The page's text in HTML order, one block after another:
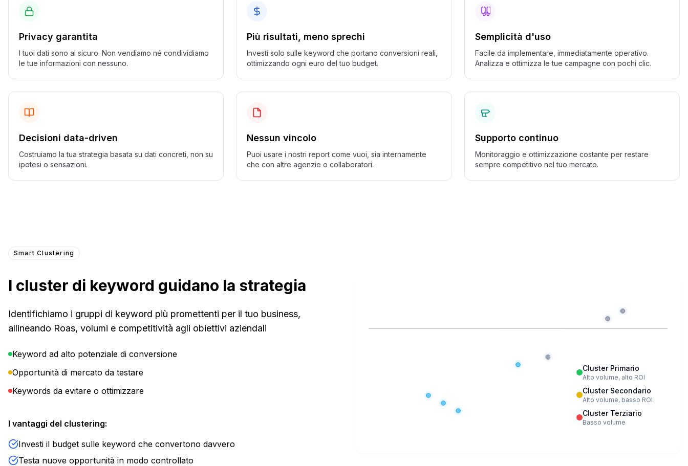
Privacy garantita
I tuoi dati sono al sicuro. Non vendiamo né condividiamo
le tue informazioni con nessuno.
Più risultati, meno sprechi
Investi solo sulle keyword che portano conversioni reali,
ottimizzando ogni euro del tuo budget.
Semplicità d'uso
Facile da implementare, immediatamente operativo.
Analizza e ottimizza le tue campagne con pochi clic.
Decisioni data-driven
Costruiamo la tua strategia basata su dati concreti, non su
ipotesi o sensazioni.
Nessun vincolo
Puoi usare i nostri report come vuoi, sia internamente
che con altre agenzie o collaboratori.
Supporto continuo
Monitoraggio e ottimizzazione costante per restare
sempre competitivo nel tuo mercato.
Smart Clustering
I cluster di keyword guidano la strategia
Identifichiamo i gruppi di keyword più promettenti per il tuo business,
allineando Roas, volumi e competitività agli obiettivi aziendali
Keyword ad alto potenziale di conversione
Opportunità di mercato da testare
Keywords da evitare o ottimizzare
I vantaggi del clustering:
Investi il budget sulle keyword che convertono davvero
Testa nuove opportunità in modo controllato
Cluster Primario
Alto volume, alto ROI
Cluster Secondario
Alto volume, basso ROI
Cluster Terziario
Basso volume